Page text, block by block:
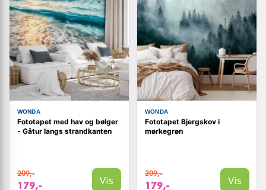
WONDA
Fototapet med hav og bølger
- Gåtur langs strandkanten
209,-
179,- Vis
WONDA
Fototapet Bjergskov i
mørkegrøn
209,-
179,- Vis